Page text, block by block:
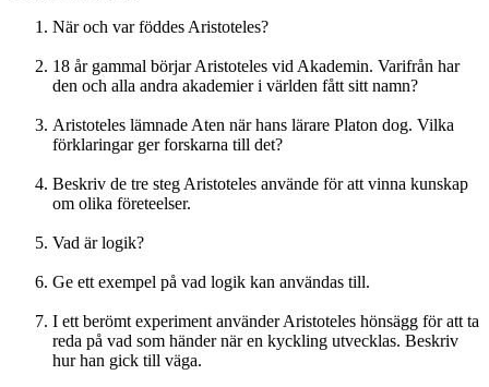
När och var föddes Aristoteles?
18 år gammal börjar Aristoteles vid Akademin. Varifrån har
den och alla andra akademier i världen fått sitt namn?
Aristoteles lämnade Aten när hans lärare Platon dog. Vilka
förklaringar ger forskarna till det?
Beskriv de tre steg Aristoteles använde för att vinna kunskap
om olika företeelser.
Vad är logik?
Ge ett exempel på vad logik kan användas till.
I ett berömt experiment använder Aristoteles hönsägg för att ta
reda på vad som händer när en kyckling utvecklas. Beskriv
hur han gick till väga.